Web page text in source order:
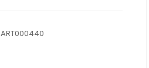
ART000440